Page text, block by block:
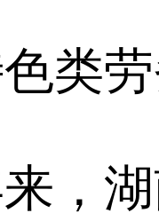
色类
湖